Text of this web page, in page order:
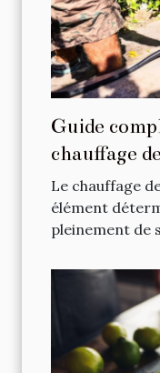
Guide
chauffage
Le chauffage
élément
pleinement de